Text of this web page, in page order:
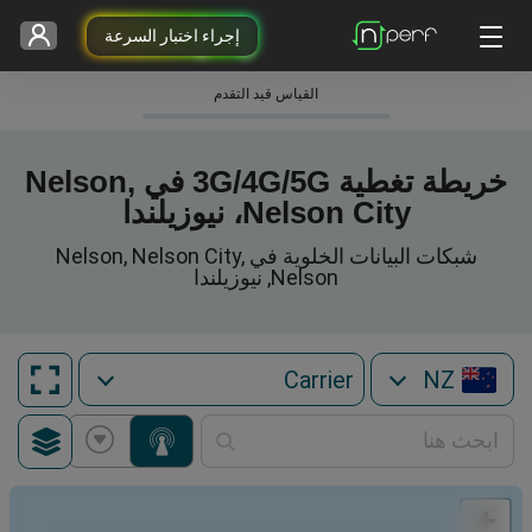
إجراء اختبار السرعة
القياس قيد التقدم
خريطة تغطية 3G/4G/5G في Nelson,
Nelson City، نيوزيلندا
شبكات البيانات الخلوية في Nelson, Nelson City,
Nelson, نيوزيلندا
NZ